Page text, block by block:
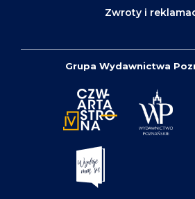
Zwroty i
Grupa Wydawnictwa